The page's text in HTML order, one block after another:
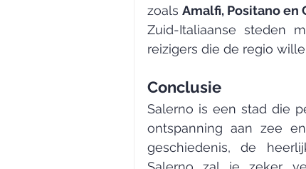
zoals Amalfi, Positano en
Zuid-Italiaanse steden
reizigers die de regio
Conclusie
Salerno is een stad die
ontspanning aan zee
geschiedenis, de